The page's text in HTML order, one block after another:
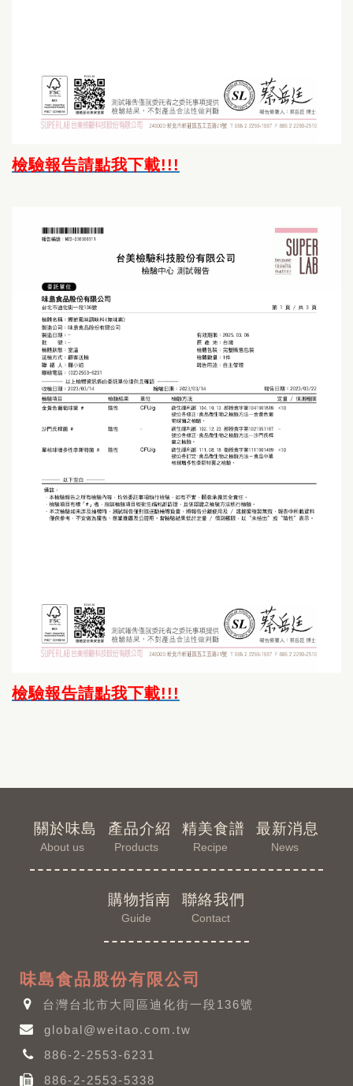
檢驗報告請點我下載!!!
檢驗報告請點我下載!!!
關於味島
About us
產品介紹
Products
精美食譜
Recipe
最新消息
News
購物指南
Guide
聯絡我們
Contact
味島食品股份有限公司
台灣台北市大同區迪化街一段136號
global@weitao.com.tw
886-2-2553-6231
886-2-2553-5338